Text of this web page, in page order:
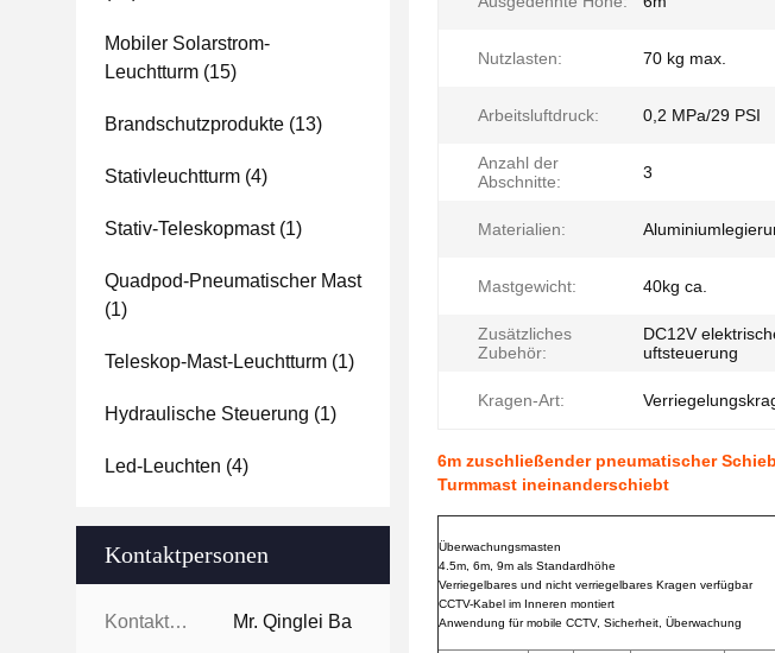
Mobiler Solarstrom-
Leuchtturm (15)
Brandschutzprodukte (13)
Stativleuchtturm (4)
Stativ-Teleskopmast(1)
Quadpod-Pneumatischer Mast
(1)
Teleskop-Mast-Leuchtturm (1)
Hydraulische Steuerung (1)
Led-Leuchten (4)
Kontaktpersonen
Kontaktpersonen: Mr. Qinglei Ba
Nutzlasten: 70 kg max.
Arbeitsluftdruck: 0,2 MPa/29 PSI
Anzahl der
Abschnitte:
3
Materialien:
Mastgewicht: 40kg ca.
Zusätzliches
Zubehör:
DC12V
uftsteuerung
Kragen-Art:
6m zuschließender pneumatischer
Turmmast ineinanderschiebt
Überwachungsmasten
4.5m, 6m, 9m als Standardhöhe
Verriegelbares und nicht verriegelbares Kragen verfügbar
CCTV-Kabel im Inneren montiert
Anwendung für mobile CCTV, Sicherheit, Überwachung